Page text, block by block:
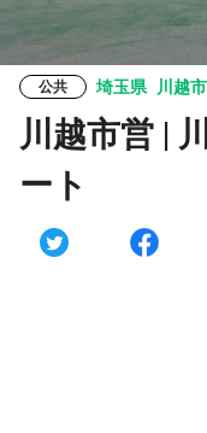
公共 埼玉県 川越
川越市営 |
ート